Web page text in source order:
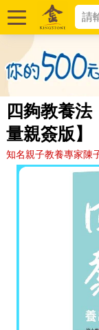
四夠教養法
量親簽版】
知名親子教養專家陳